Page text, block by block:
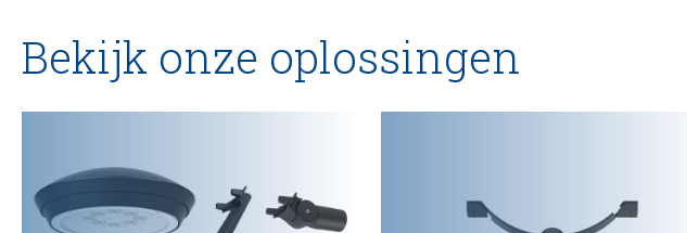
Bekijk onze oplossingen